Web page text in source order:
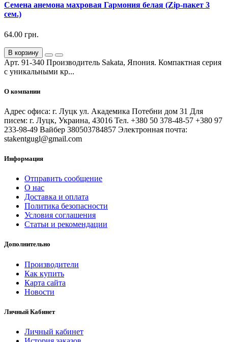
Семена анемона махровая Гармония белая (Zip-пакет 3
сем.)
64.00 грн.
В корзину
Арт. 91-340 Производитель Sakata, Япония. Компактная серия
с уникальными кр...
О компании
Адрес офиса: г. Луцк ул. Академика Потебни дом 31 Для
писем: г. Луцк, Украина, 43016 Тел. +380 50 378-48-57 +380 97
233-98-49 Вайбер 380503784857 Электронная почта:
stakentgugl@gmail.com
Информация
Отправить сообщение
О нас
Доставка и оплата
Политика безопасности
Условия соглашения
Статьи и рекомендации
Дополнительно
Производители
Как купить
Карта сайта
Новости
Личный Кабинет
Личный кабинет